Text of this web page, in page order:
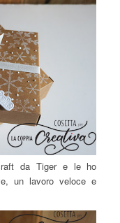
da Tiger e le ho
un lavoro veloce e